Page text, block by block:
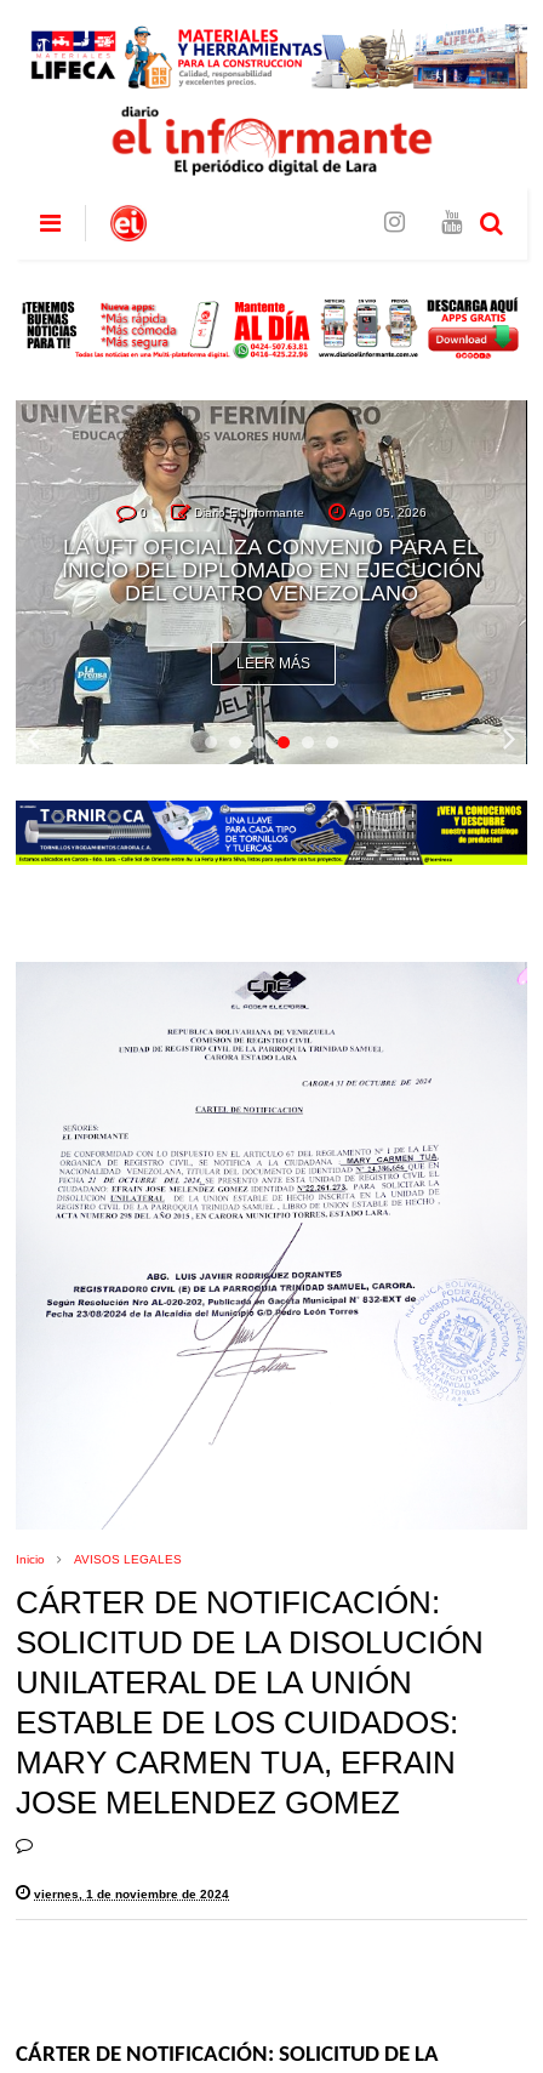
0 Diario El Informante Ago 05, 2026
LA UFT OFICIALIZA CONVENIO PARA EL
INICIO DEL DIPLOMADO EN EJECUCIÓN
DEL CUATRO VENEZOLANO
LEER MÁS
Inicio AVISOS LEGALES
CÁRTER DE NOTIFICACIÓN:
SOLICITUD DE LA DISOLUCIÓN
UNILATERAL DE LA UNIÓN
ESTABLE DE LOS CUIDADOS:
MARY CARMEN TUA, EFRAIN
JOSE MELENDEZ GOMEZ
viernes, 1 de noviembre de 2024
CÁRTER DE NOTIFICACIÓN: SOLICITUD DE LA